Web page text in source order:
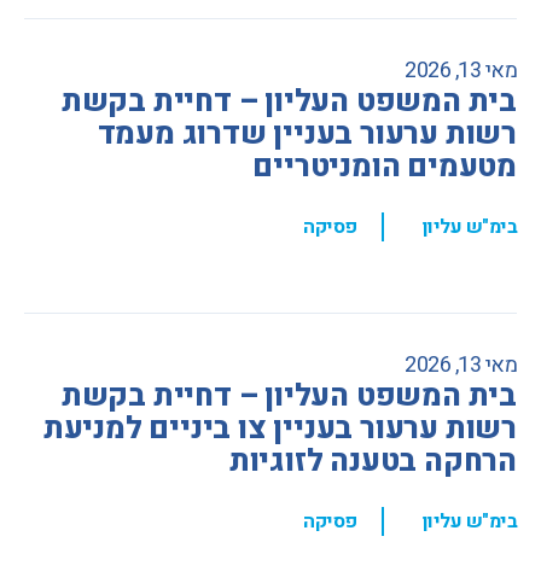
מאי 13, 2026
בית המשפט העליון – דחיית בקשת
רשות ערעור בעניין שדרוג מעמד
מטעמים הומניטריים
בימ"ש עליון , פסיקה
מאי 13, 2026
בית המשפט העליון – דחיית בקשת
רשות ערעור בעניין צו ביניים למניעת
הרחקה בטענה לזוגיות
בימ"ש עליון , פסיקה